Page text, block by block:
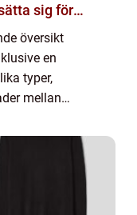
sig för
från solen
översikt
en
typer,
mellan
brun uta...